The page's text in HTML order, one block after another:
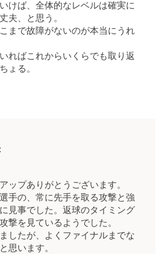
けば、全体的なレベルは確実に
夫、と思う。
まで故障がないのが本当にうれ
ればこれからいくらでも取り返
ょる。
プありがとうございます。
手の、常に先手を取る攻撃と強
見事でした。返球のタイミング
撃を見ているようでした。
したが、よくファイナルまでな
思います。